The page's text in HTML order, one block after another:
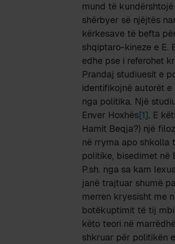
mund të
shërbyer së njëjtës
kërkesave të befta
shqiptaro-kineze e E.
edhe pse i referohet
Prandaj studiuesit e
identifikojnë autorët
nga politika. Një
Enver Hoxhës[1]. E
Hamit Beqja?) një
në rryma apo shkolla
politike, bisedimet në
P.sh. nga sa kam
janë trajtuar shumë
merren kryesisht me
botëkuptimit të tij
këto teori në
shkruar për politikën